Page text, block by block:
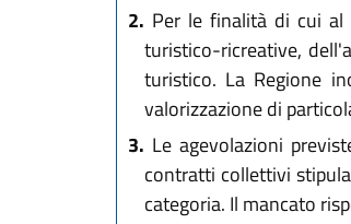
2. Per le finalità di cui al
turistico-ricreative,
turistico. La Regione
valorizzazione di
3. Le agevolazioni
contratti collettivi
categoria. Il mancato